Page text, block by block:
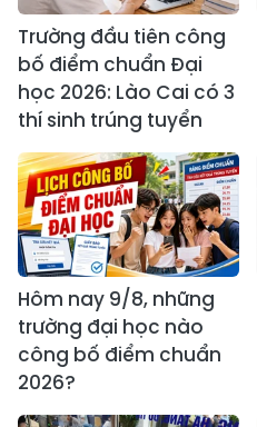
Trường đầu tiên công
bố điểm chuẩn Đại
học 2026: Lào Cai có 3
thí sinh trúng tuyển
Hôm nay 9/8, những
trường đại học nào
công bố điểm chuẩn
2026?